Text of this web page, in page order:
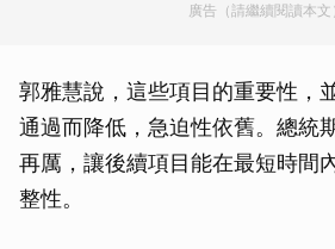
廣告（請繼續閱讀本文
郭雅慧說，這些項目的重要性，
通過而降低，急迫性依舊。總統
再厲，讓後續項目能在最短時間
整性。